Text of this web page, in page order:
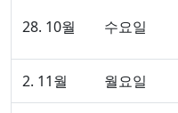
28. 10월 수요일
2. 11월 월요일